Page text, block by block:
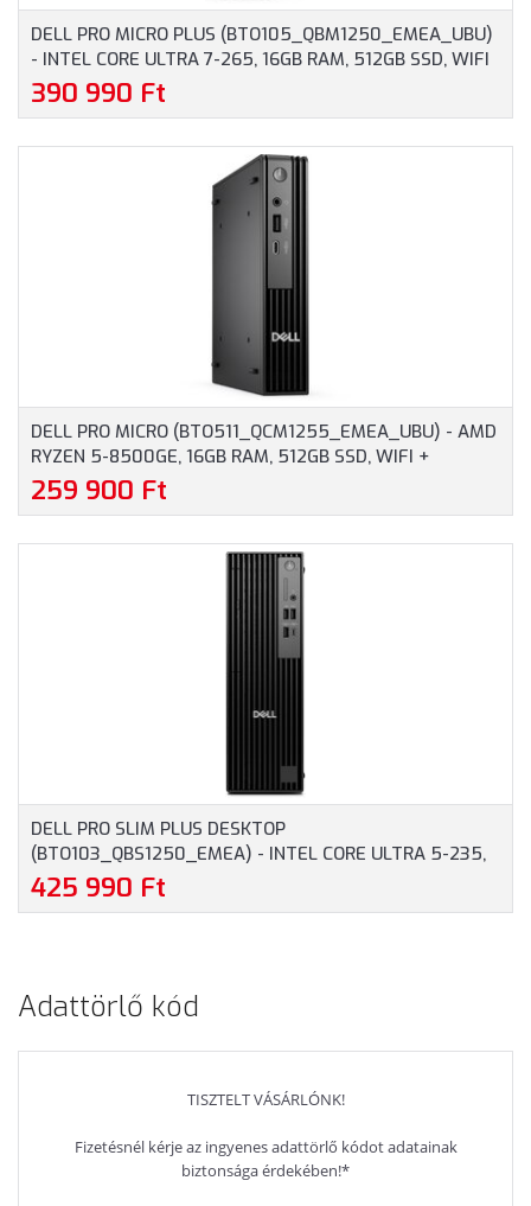
DELL PRO MICRO PLUS (BTO105_QBM1250_EMEA_UBU)
- INTEL CORE ULTRA 7-265, 16GB RAM, 512GB SSD, WIFI
+ BLUETOOTH, OPERÁCIÓS RENDSZER NÉLKÜL - MICRO
HÁZAS SZÁMÍTÓGÉP, 3 ÉV HELYSZÍNI GARANCIA
390 990 Ft
DELL PRO MICRO (BTO511_QCM1255_EMEA_UBU) - AMD
RYZEN 5-8500GE, 16GB RAM, 512GB SSD, WIFI +
BLUETOOTH, OPERÁCIÓS RENDSZER NÉLKÜL - MICRO
HÁZAS SZÁMÍTÓGÉP, 3 ÉV HELYSZÍNI GARANCIA
259 900 Ft
DELL PRO SLIM PLUS DESKTOP
(BTO103_QBS1250_EMEA) - INTEL CORE ULTRA 5-235,
16GB RAM, 512GB SSD, WIFI + BLUETOOTH, WINDOWS 11
PROFESSIONAL - SFF HÁZAS SZÁMÍTÓGÉP, 3 ÉV
425 990 Ft
Adattörlő kód
TISZTELT VÁSÁRLÓNK!
Fizetésnél kérje az ingyenes adattörlő kódot adatainak
biztonsága érdekében!*